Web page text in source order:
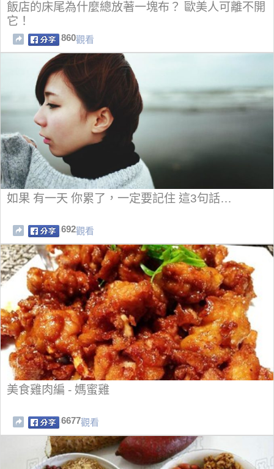
飯店的床尾為什麼總放著一塊布？ 歐美人可離不開
它！
860觀看
如果 有一天 你累了，一定要記住 這3句話…
692觀看
美食雞肉編 - 媽蜜雞
6677觀看